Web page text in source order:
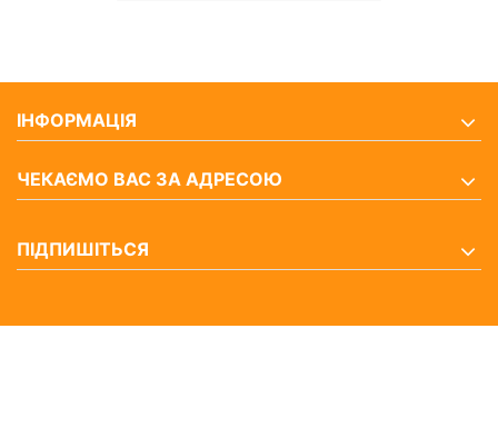
ІНФОРМАЦІЯ
ЧЕКАЄМО ВАС ЗА АДРЕСОЮ
ПІДПИШІТЬСЯ